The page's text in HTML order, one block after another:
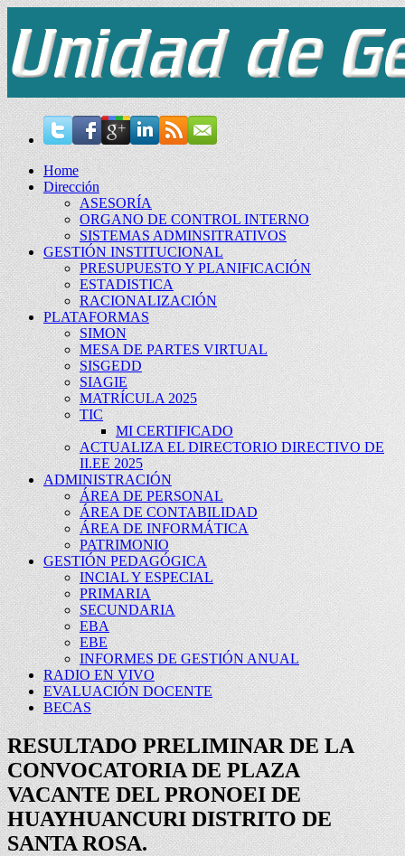
Home
Dirección
ASESORÍA
ORGANO DE CONTROL INTERNO
SISTEMAS ADMINSITRATIVOS
GESTIÓN INSTITUCIONAL
PRESUPUESTO Y PLANIFICACIÓN
ESTADISTICA
RACIONALIZACIÓN
PLATAFORMAS
SIMON
MESA DE PARTES VIRTUAL
SISGEDD
SIAGIE
MATRÍCULA 2025
TIC
MI CERTIFICADO
ACTUALIZA EL DIRECTORIO DIRECTIVO DE
II.EE 2025
ADMINISTRACIÓN
ÁREA DE PERSONAL
ÁREA DE CONTABILIDAD
ÁREA DE INFORMÁTICA
PATRIMONIO
GESTIÓN PEDAGÓGICA
INCIAL Y ESPECIAL
PRIMARIA
SECUNDARIA
EBA
EBE
INFORMES DE GESTIÓN ANUAL
RADIO EN VIVO
EVALUACIÓN DOCENTE
BECAS
RESULTADO PRELIMINAR DE LA
CONVOCATORIA DE PLAZA
VACANTE DEL PRONOEI DE
HUAYHUANCURI DISTRITO DE
SANTA ROSA.